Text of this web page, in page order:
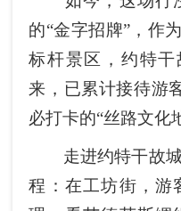
的“金字招牌”，作
标杆景区，约特干
来，已累计接待游
必打卡的“丝路文化
走进约特干故城
程：在工坊街，游